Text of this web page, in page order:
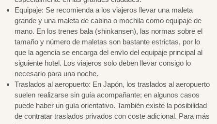
Equipaje: Se recomienda a los viajeros llevar una maleta
grande y una maleta de cabina o mochila como equipaje de
mano. En los trenes bala (shinkansen), las normas sobre el
tamaño y número de maletas son bastante estrictas, por lo
que la agencia se encarga del envío del equipaje principal al
siguiente hotel. Los viajeros solo deben llevar consigo lo
necesario para una noche.
Traslados al aeropuerto: En Japón, los traslados al aeropuerto
suelen realizarse sin guía acompañante; en algunos casos
puede haber un guía orientativo. También existe la posibilidad
de contratar traslados privados con coste adicional. Para más